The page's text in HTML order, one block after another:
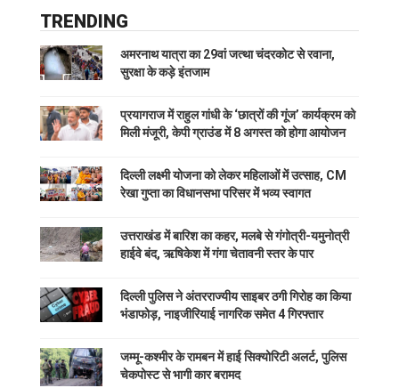
TRENDING
अमरनाथ यात्रा का 29वां जत्था चंदरकोट से रवाना,
सुरक्षा के कड़े इंतजाम
प्रयागराज में राहुल गांधी के ‘छात्रों की गूंज’ कार्यक्रम को
मिली मंजूरी, केपी ग्राउंड में 8 अगस्त को होगा आयोजन
दिल्ली लक्ष्मी योजना को लेकर महिलाओं में उत्साह, CM
रेखा गुप्ता का विधानसभा परिसर में भव्य स्वागत
उत्तराखंड में बारिश का कहर, मलबे से गंगोत्री-यमुनोत्री
हाईवे बंद, ऋषिकेश में गंगा चेतावनी स्तर के पार
दिल्ली पुलिस ने अंतरराज्यीय साइबर ठगी गिरोह का किया
भंडाफोड़, नाइजीरियाई नागरिक समेत 4 गिरफ्तार
जम्मू-कश्मीर के रामबन में हाई सिक्योरिटी अलर्ट, पुलिस
चेकपोस्ट से भागी कार बरामद